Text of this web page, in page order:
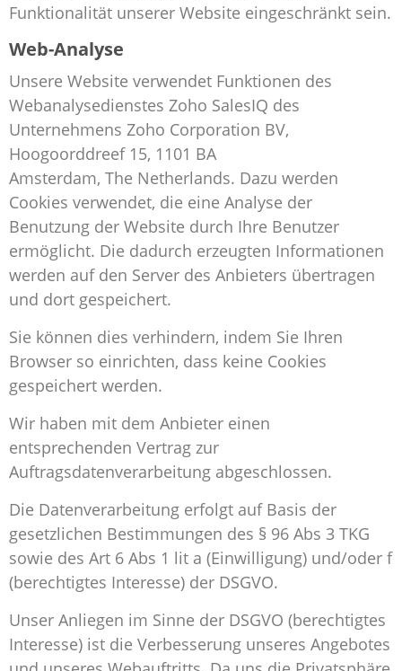
Funktionalität unserer Website eingeschränkt sein.
Web-Analyse
Unsere Website verwendet Funktionen des
Webanalysedienstes Zoho SalesIQ des
Unternehmens Zoho Corporation BV,
Hoogoorddreef 15, 1101 BA
Amsterdam, The Netherlands. Dazu werden
Cookies verwendet, die eine Analyse der
Benutzung der Website durch Ihre Benutzer
ermöglicht. Die dadurch erzeugten Informationen
werden auf den Server des Anbieters übertragen
und dort gespeichert.
Sie können dies verhindern, indem Sie Ihren
Browser so einrichten, dass keine Cookies
gespeichert werden.
Wir haben mit dem Anbieter einen
entsprechenden Vertrag zur
Auftragsdatenverarbeitung abgeschlossen.
Die Datenverarbeitung erfolgt auf Basis der
gesetzlichen Bestimmungen des § 96 Abs 3 TKG
sowie des Art 6 Abs 1 lit a (Einwilligung) und/oder f
(berechtigtes Interesse) der DSGVO.
Unser Anliegen im Sinne der DSGVO (berechtigtes
Interesse) ist die Verbesserung unseres Angebotes